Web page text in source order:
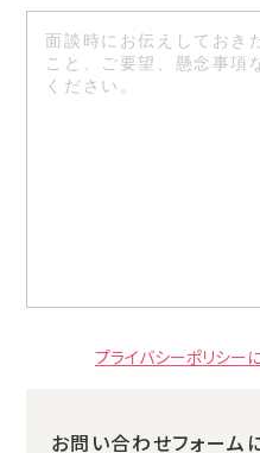
プライバシーポリシー
お問い合わせフォーム